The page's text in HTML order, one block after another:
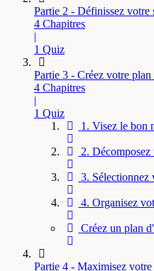
Partie 2 - Définissez votre
4 Chapitres
|
1 Quiz
Partie 3 - Créez votre plan
4 Chapitres
|
1 Quiz
1. Visez le bon
2.
3. Sélectionnez
4. Organisez
Créez un plan
Partie 4 - Maximisez votre